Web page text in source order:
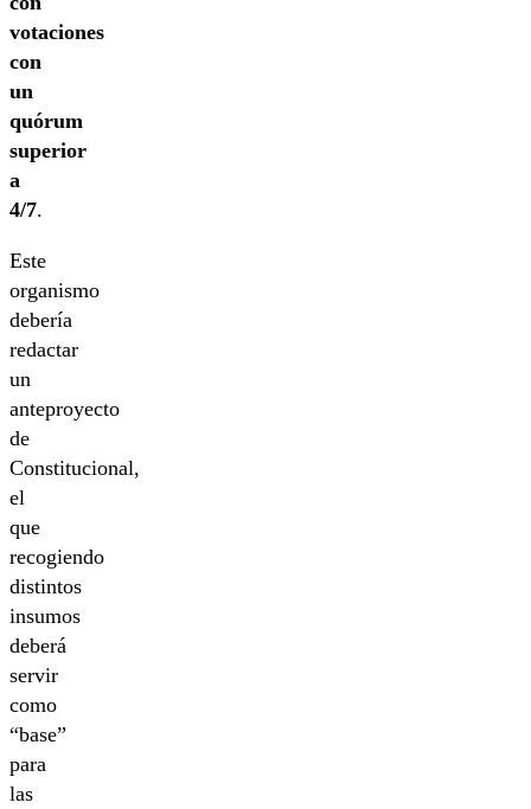
votaciones
con
un
quórum
superior
a
4/7.
Este
organismo
debería
redactar
un
anteproyecto
de
Constitucional,
el
que
recogiendo
distintos
insumos
deberá
servir
como
“base”
para
las